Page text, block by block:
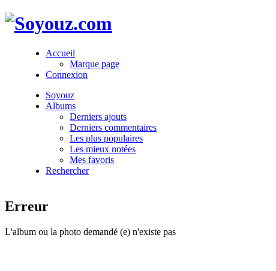
Accueil
Marque page
Connexion
Soyouz
Albums
Derniers ajouts
Derniers commentaires
Les plus populaires
Les mieux notées
Mes favoris
Rechercher
Erreur
L'album ou la photo demandé (e) n'existe pas